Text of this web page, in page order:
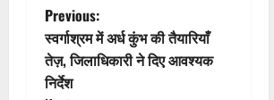
P
o
Previous:
स्वर्गाश्रम में अर्ध कुंभ की तैयारियाँ
तेज़, जिलाधिकारी ने दिए आवश्यक
निर्देश